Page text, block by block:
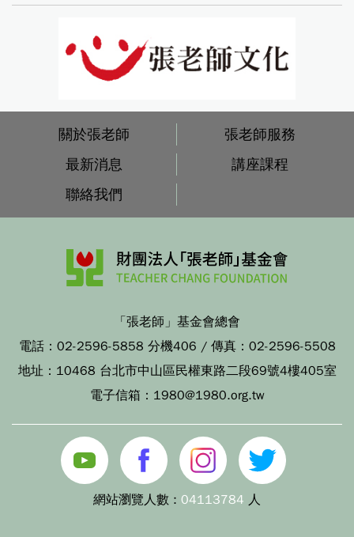
關於張老師
張老師服務
最新消息
講座課程
聯絡我們
「張老師」基金會總會
電話： 02-2596-5858 分機406 / 傳真： 02-2596-5508
地址： 10468 台北市中山區民權東路二段69號4樓405室
電子信箱： 1980@1980.org.tw
網站瀏覽人數 : 04113784 人